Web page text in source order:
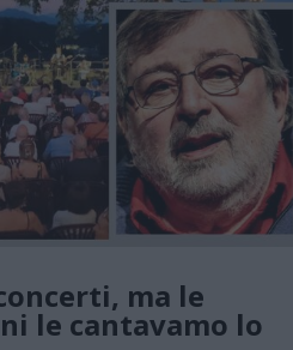
ma le
le cantavamo lo